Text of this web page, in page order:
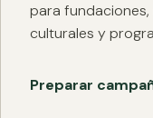
para
culturales y
Preparar